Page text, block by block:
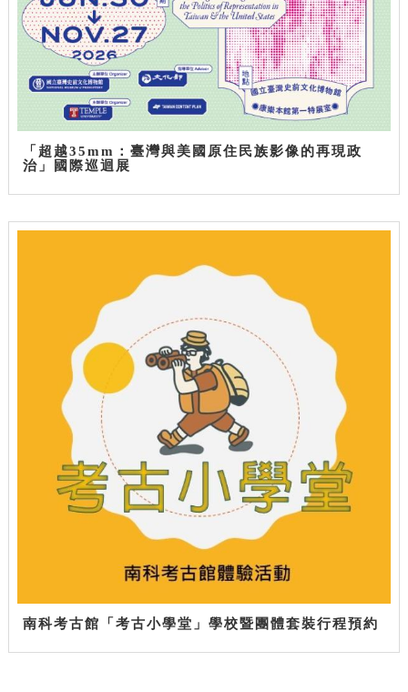
「超越35mm：臺灣與美國原住民族影像的再現政
治」國際巡迴展
南科考古館「考古小學堂」學校暨團體套裝行程預約